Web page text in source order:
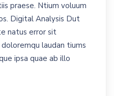
praese. Ntium voluum
Digital Analysis Dut
natus error sit
laudan tiums
ipsa quae ab illo